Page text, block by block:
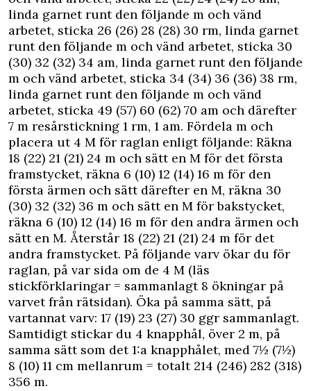
linda garnet runt den följande m och vänd
arbetet, sticka 26 (26) 28 (28) 30 rm, linda garnet
runt den följande m och vänd arbetet, sticka 30
(30) 32 (32) 34 am, linda garnet runt den följande
m och vänd arbetet, sticka 34 (34) 36 (36) 38 rm,
linda garnet runt den följande m och vänd
arbetet, sticka 49 (57) 60 (62) 70 am och därefter
7 m resårstickning 1 rm, 1 am. Fördela m och
placera ut 4 M för raglan enligt följande: Räkna
18 (22) 21 (21) 24 m och sätt en M för det första
framstycket, räkna 6 (10) 12 (14) 16 m för den
första ärmen och sätt därefter en M, räkna 30
(30) 32 (32) 36 m och sätt en M för bakstycket,
räkna 6 (10) 12 (14) 16 m för den andra ärmen och
sätt en M. Återstår 18 (22) 21 (21) 24 m för det
andra framstycket. På följande varv ökar du för
raglan, på var sida om de 4 M (läs
stickförklaringar = sammanlagt 8 ökningar på
varvet från rätsidan). Öka på samma sätt, på
vartannat varv: 17 (19) 23 (27) 30 ggr sammanlagt.
Samtidigt stickar du 4 knapphål, över 2 m, på
samma sätt som det 1:a knapphålet, med 7½ (7½)
8 (10) 11 cm mellanrum = totalt 214 (246) 282 (318)
356 m.